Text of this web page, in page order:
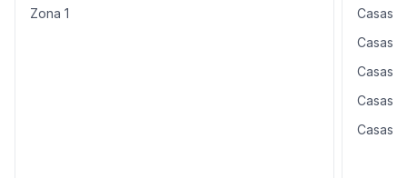
Zona 1
Casas
Casas
Casas
Casas
Casas